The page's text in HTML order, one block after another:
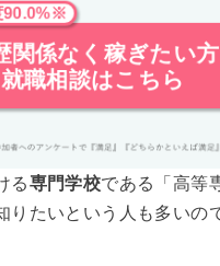
関係なく稼ぎたい方
就職相談はこちら
る専門学校である「高等
りたいという人も多いの